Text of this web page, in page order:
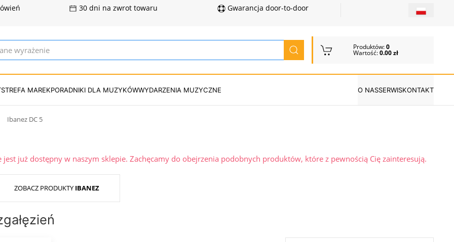
30 dni na zwrot towaru Gwarancja door-to-door
Produktów:0
Wartość:0.00 zł
STREFA MAREKPORADNIKI DLA MUZYKÓWWYDARZENIA MUZYCZNE O NASSERWISKONTAKT
Ibanez DC 5
już dostępny w naszym sklepie. Zachęcamy do obejrzenia podobnych produktów, które z pewnością Cię zainteresują.
ZOBACZ PRODUKTY IBANEZ